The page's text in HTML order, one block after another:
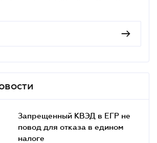
Запрещенный КВЭД в ЕГР не
повод для отказа в едином
налоге